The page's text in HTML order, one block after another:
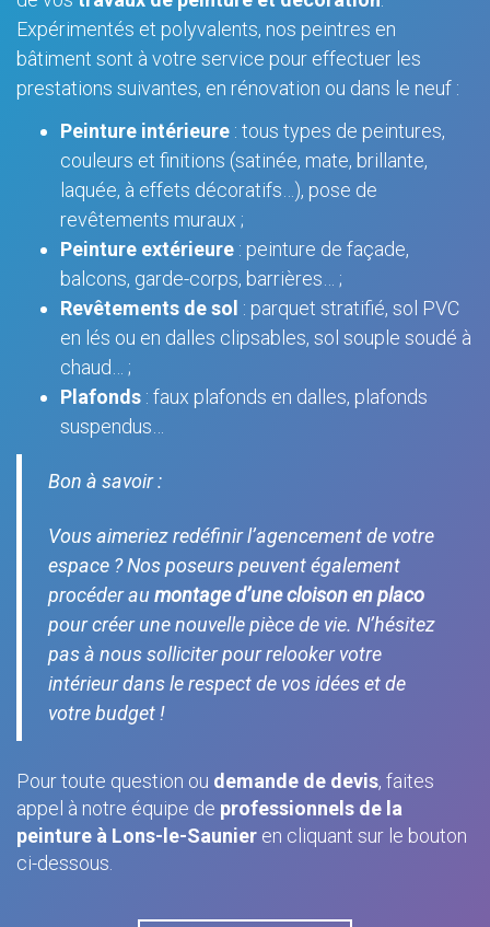
Expérimentés et polyvalents, nos peintres en
bâtiment sont à votre service pour effectuer les
prestations suivantes, en rénovation ou dans le neuf :
Peinture intérieure : tous types de peintures,
couleurs et finitions (satinée, mate, brillante,
laquée, à effets décoratifs…), pose de
revêtements muraux ;
Peinture extérieure : peinture de façade,
balcons, garde-corps, barrières… ;
Revêtements de sol : parquet stratifié, sol PVC
en lés ou en dalles clipsables, sol souple soudé à
chaud… ;
Plafonds : faux plafonds en dalles, plafonds
suspendus…
Bon à savoir :
Vous aimeriez redéfinir l’agencement de votre
espace ? Nos poseurs peuvent également
procéder au montage d’une cloison en placo
pour créer une nouvelle pièce de vie. N’hésitez
pas à nous solliciter pour relooker votre
intérieur dans le respect de vos idées et de
votre budget !
Pour toute question ou demande de devis, faites
appel à notre équipe de professionnels de la
peinture à Lons-le-Saunier en cliquant sur le bouton
ci-dessous.